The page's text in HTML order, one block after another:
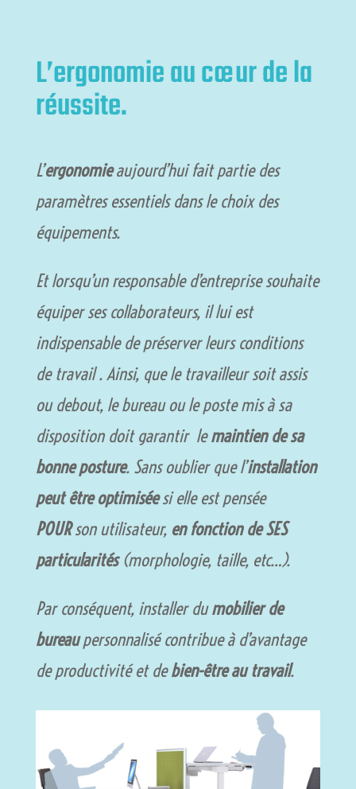
L’ergonomie au cœur de la
réussite.
L’ergonomieaujourd’hui fait partie des
paramètres essentiels dans le choix des
équipements.
Et lorsqu’un responsable d’entreprise souhaite
équiper ses collaborateurs, il lui est
indispensable de préserver leurs conditions
de travail . Ainsi, que le travailleur soit assis
ou debout, le bureau ou le poste mis à sa
disposition doit garantir lemaintien de sa
bonne posture. Sans oublier que l’installation
peut être optimiséesi elle est pensée
POURson utilisateur, en fonction de SES
particularités(morphologie, taille, etc…).
Par conséquent, installer dumobilier de
bureaupersonnalisé contribue à d’avantage
de productivité et debien-être au travail.